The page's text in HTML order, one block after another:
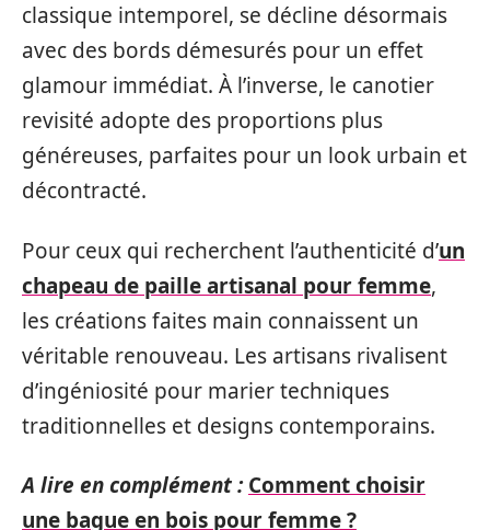
classique intemporel, se décline désormais
avec des bords démesurés pour un effet
glamour immédiat. À l’inverse, le canotier
revisité adopte des proportions plus
généreuses, parfaites pour un look urbain et
décontracté.
Pour ceux qui recherchent l’authenticité d’un
chapeau de paille artisanal pour femme,
les créations faites main connaissent un
véritable renouveau. Les artisans rivalisent
d’ingéniosité pour marier techniques
traditionnelles et designs contemporains.
A lire en complément : Comment choisir
une bague en bois pour femme ?